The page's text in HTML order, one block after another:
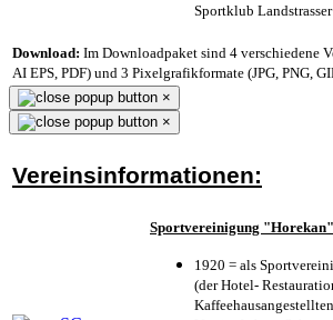
Sportklub
Download: Im Downloadpaket sind 4 verschiedene
AI EPS, PDF) und 3 Pixelgrafikformate (JPG, PNG,
×
×
Vereinsinformationen:
Sportvereinigung
1920 = als
(der Hotel-